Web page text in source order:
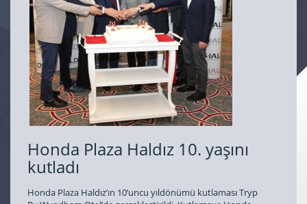
Honda Plaza Haldız 10. yaşını
kutladı
Honda Plaza Haldız’ın 10’uncu yıldönümü kutlaması Tryp